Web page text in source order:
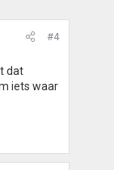
#4
dat
iets waar